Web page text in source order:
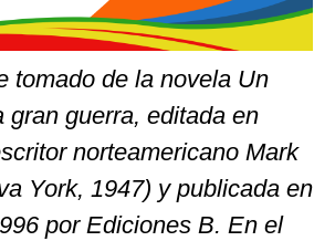
tomado de la novela Un
gran guerra, editada en
norteamericano Mark
York, 1947) y publicada en
por Ediciones B. En el